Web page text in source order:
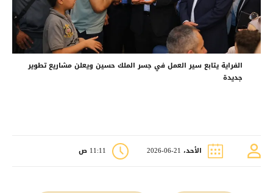
الفراية يتابع سير العمل في جسر الملك حسين ويعلن مشاريع تطوير
جديدة
الأحد، 21-06-2026 11:11 ص